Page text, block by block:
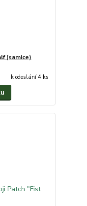
(samice)
k odeslání 4 ks